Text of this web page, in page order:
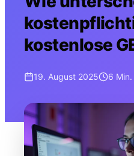
kostenlose
19. August 2025 6 Min.